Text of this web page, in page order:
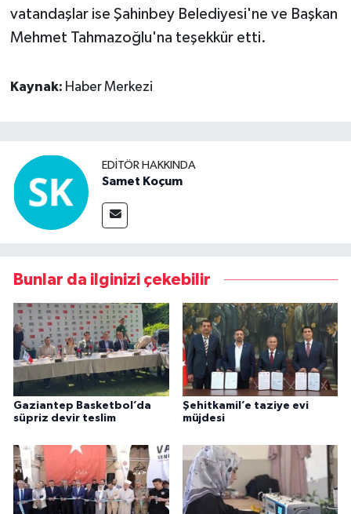
vatandaşlar ise Şahinbey Belediyesi'ne ve Başkan
Mehmet Tahmazoğlu'na teşekkür etti.
Kaynak: Haber Merkezi
EDITÖR HAKKINDA
Samet Koçum
Bunlar da ilginizi çekebilir
Gaziantep Basketbol’da
süpriz devir teslim
Şehitkamil’e taziye evi
müjdesi